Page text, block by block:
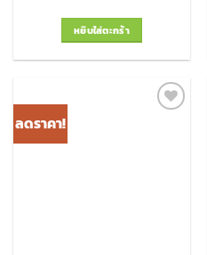
หยิบใส่ตะกร้า
ลดราคา!